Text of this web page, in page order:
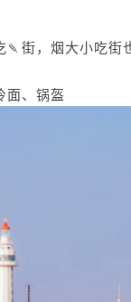
街，烟大小吃街
面、锅盔